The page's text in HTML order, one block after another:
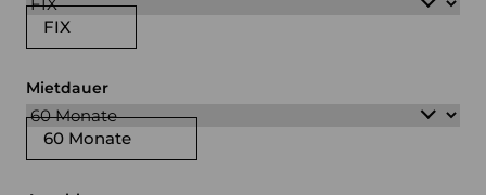
FIX
60 Monate
Mietdauer